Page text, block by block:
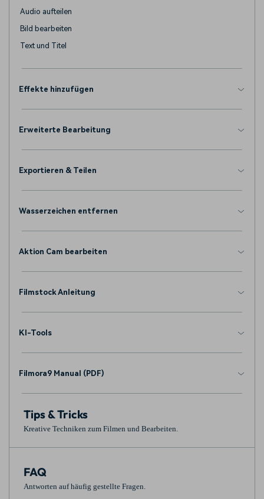
Audio aufteilen
Bild bearbeiten
Text und Titel
Effekte hinzufügen
Erweiterte Bearbeitung
Exportieren & Teilen
Wasserzeichen entfernen
Aktion Cam bearbeiten
Filmstock Anleitung
KI-Tools
Filmora9 Manual (PDF)
Tips & Tricks
Kreative Techniken zum Filmen und Bearbeiten.
FAQ
Antworten auf häufig gestellte Fragen.